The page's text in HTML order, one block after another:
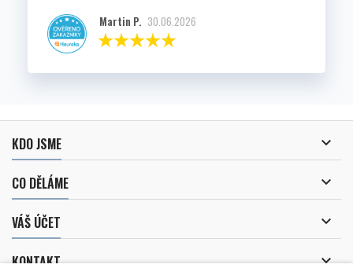
Martin P. 30.06.2026
KDO JSME 
CO DĚLÁME 
VÁŠ ÚČET 
KONTAKT 